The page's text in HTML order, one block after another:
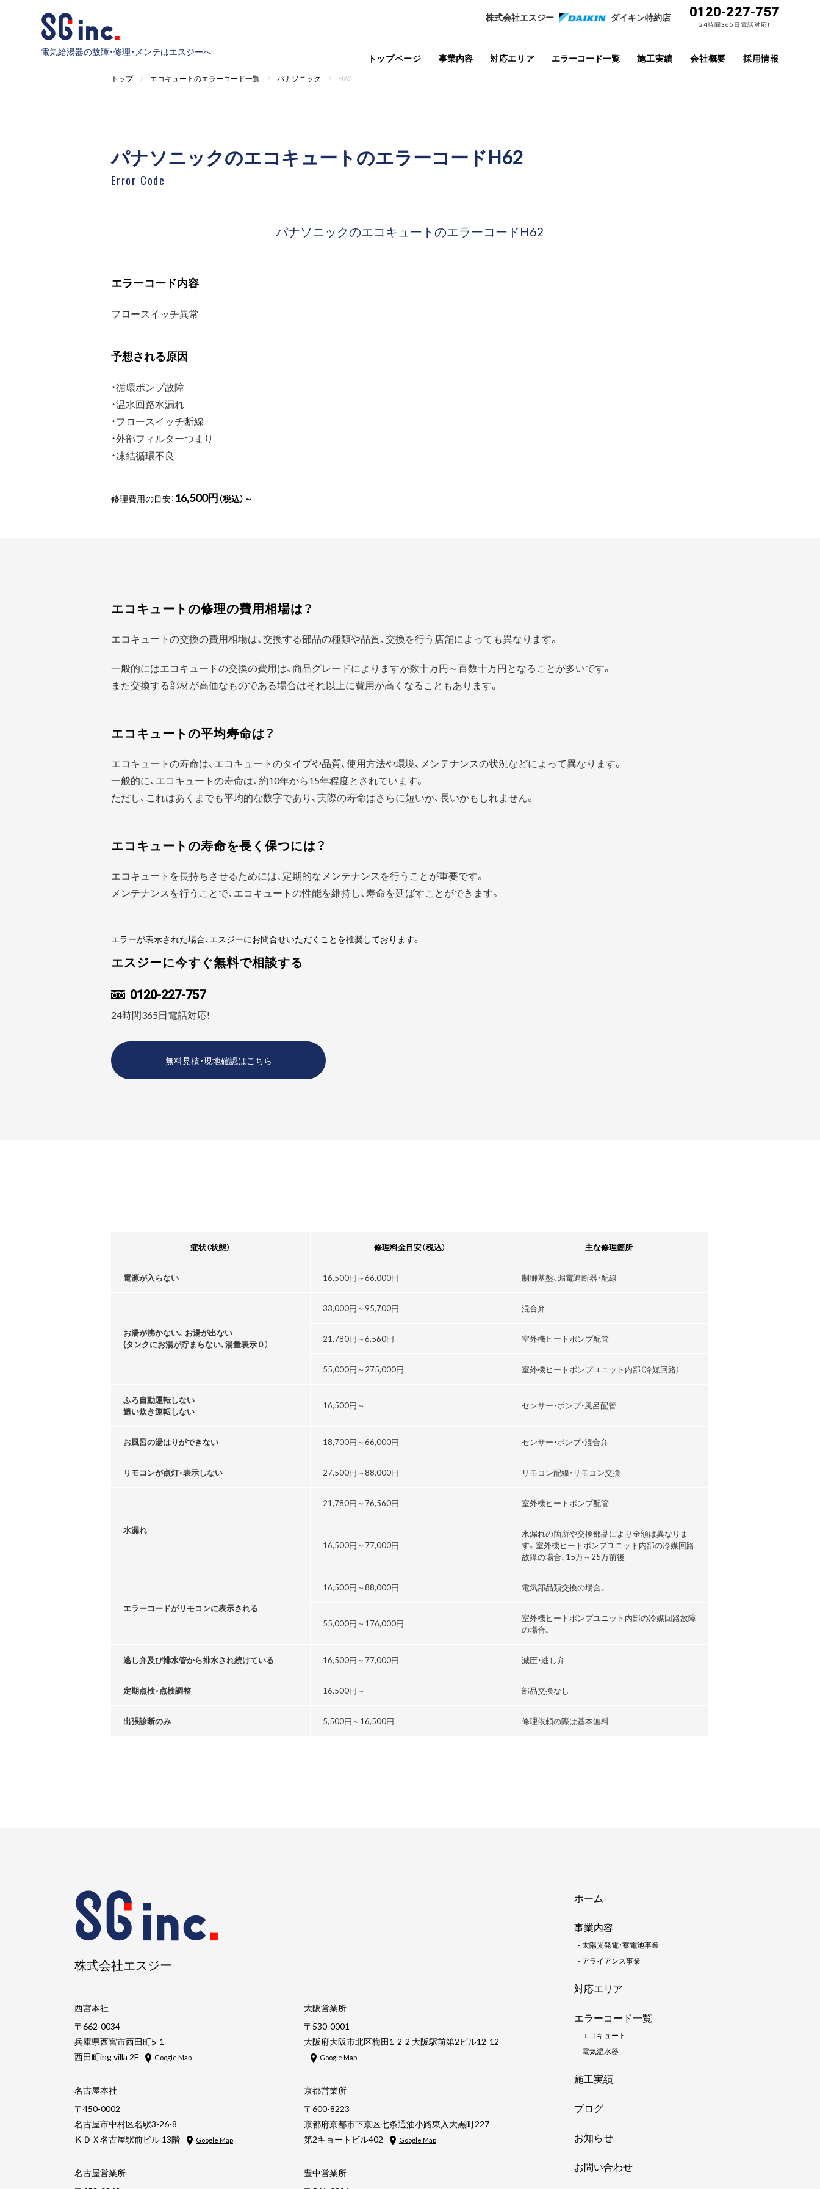
電気給湯器の故障・修理・メンテはエスジーへ
株式会社エスジー ダイキン特約店 0120-227-757
24時間365日電話対応!
トップページ 事業内容 対応エリア エラーコード一覧 施工実績 会社概要 採用情報
トップ エコキュートのエラーコード一覧 パナソニック H62
パナソニックのエコキュートのエラーコードH62
Error Code
パナソニックのエコキュートのエラーコードH62
エラーコード内容
フロースイッチ異常
予想される原因
・循環ポンプ故障
・温水回路水漏れ
・フロースイッチ断線
・外部フィルターつまり
・凍結循環不良
修理費用の目安： 16,500円（税込）～
エコキュートの修理の費用相場は？
エコキュートの交換の費用相場は、交換する部品の種類や品質、交換を行う店舗によっても異なります。
一般的にはエコキュートの交換の費用は、商品グレードによりますが数十万円～百数十万円となることが多いです。
また交換する部材が高価なものである場合はそれ以上に費用が高くなることもあります。
エコキュートの平均寿命は？
エコキュートの寿命は、エコキュートのタイプや品質、使用方法や環境、メンテナンスの状況などによって異なります。
一般的に、エコキュートの寿命は、約10年から15年程度とされています。
ただし、これはあくまでも平均的な数字であり、実際の寿命はさらに短いか、長いかもしれません。
エコキュートの寿命を長く保つには？
エコキュートを長持ちさせるためには、定期的なメンテナンスを行うことが重要です。
メンテナンスを行うことで、エコキュートの性能を維持し、寿命を延ばすことができます。
エラーが表示された場合、エスジーにお問合せいただくことを推奨しております。
エスジーに今すぐ無料で相談する
0120-227-757
24時間365日電話対応!
無料見積・現地確認はこちら
症状（状態） 修理料金目安（税込） 主な修理箇所
電源が入らない 16,500円～66,000円 制御基盤、漏電遮断器・配線
お湯が沸かない。お湯が出ない
(タンクにお湯が貯まらない､湯量表示０）
33,000円～95,700円 混合弁
21,780円～6,560円 室外機ヒートポンプ配管
55,000円～ 275,000円 室外機ヒートポンプユニット内部（冷媒回路）
ふろ自動運転しない
追い炊き運転しない
16,500円～ センサー・ポンプ・風呂配管
お風呂の湯はりができない 18,700円～66,000円 センサー・ポンプ・混合弁
リモコンが点灯・表示しない 27,500円～88,000円 リモコン配線・リモコン交換
水漏れ
21,780円～76,560円 室外機ヒートポンプ配管
16,500円～ 77,000円
水漏れの箇所や交換部品により金額は異なりま
す。室外機ヒートポンプユニット内部の冷媒回路
故障の場合､15万～25万前後
エラーコードがリモコンに表示される
16,500円～88,000円 電気部品類交換の場合。
55,000円～176,000円
室外機ヒートポンプユニット内部の冷媒回路故障
の場合。
逃し弁及び排水管から排水され続けている 16,500円～ 77,000円 減圧・逃し弁
定期点検・点検調整 16,500円～ 部品交換なし
出張診断のみ 5,500円～ 16,500円 修理依頼の際は基本無料
ホーム
事業内容
-太陽光発電・蓄電池事業
- アライアンス事業
対応エリア
エラーコード一覧
-エコキュート
- 電気温水器
施工実績
ブログ
お知らせ
お問い合わせ
株式会社エスジー
西宮本社
〒662-0034
兵庫県西宮市西田町5-1
西田町ing villa 2F
Google Map
名古屋本社
〒450-0002
名古屋市中村区名駅3-26-8
ＫＤＸ名古屋駅前ビル 13階
Google Map
名古屋営業所
大阪営業所
〒530-0001
大阪府大阪市北区梅田1-2-2 大阪駅前第2ビル12-12
Google Map
京都営業所
〒600-8223
京都府京都市下京区七条通油小路東入大黒町227
第2キョートビル402
Google Map
豊中営業所